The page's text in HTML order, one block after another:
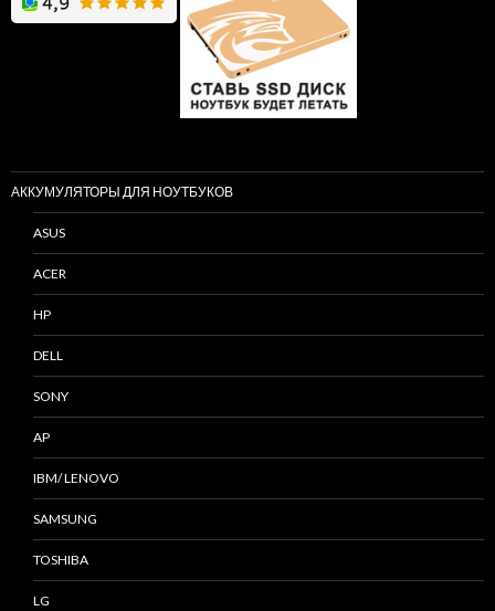
АККУМУЛЯТОРЫ ДЛЯ НОУТБУКОВ
ASUS
ACER
HP
DELL
SONY
AP
IBM/ LENOVO
SAMSUNG
TOSHIBA
LG